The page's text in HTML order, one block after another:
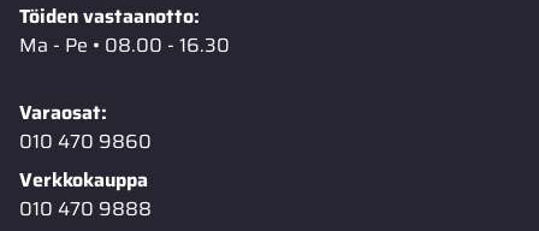
Töiden vastaanotto:
Ma - Pe • 08.00 - 16.30
Varaosat:
010 470 9860
Verkkokauppa
010 470 9888